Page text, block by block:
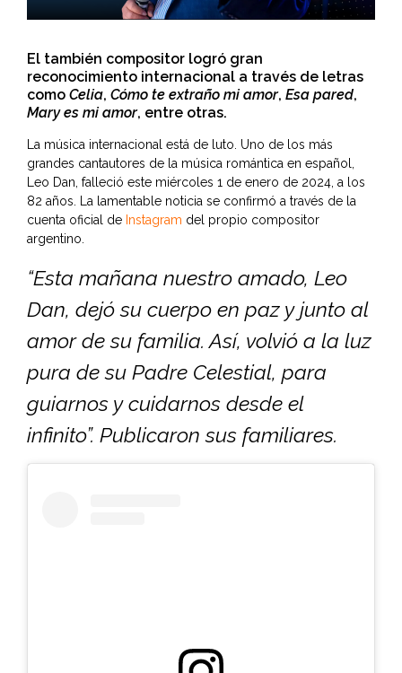
El también compositor logró gran
reconocimiento internacional a través de letras
como Celia, Cómo te extraño mi amor, Esa pared,
Mary es mi amor, entre otras.
La música internacional está de luto. Uno de los más
grandes cantautores de la música romántica en español,
Leo Dan, falleció este miércoles 1 de enero de 2024, a los
82 años. La lamentable noticia se confirmó a través de la
cuenta oficial de Instagram del propio compositor
argentino.
“Esta mañana nuestro amado, Leo
Dan, dejó su cuerpo en paz y junto al
amor de su familia. Así, volvió a la luz
pura de su Padre Celestial, para
guiarnos y cuidarnos desde el
infinito”. Publicaron sus familiares.